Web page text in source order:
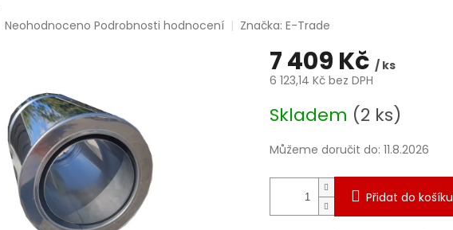
Průměrné
5
hvězdiček.
Neohodnoceno Podrobnosti hodnocení Značka: E-Trade
7 409 Kč / ks
6 123,14 Kč bez DPH
cena:
Skladem (2 ks)
Můžeme doručit do: 11.8.2026
Přidat do košíku